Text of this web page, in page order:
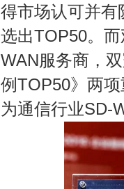
得市场认可并有
选出TOP50。
WAN服务商，
例TOP50》两
为通信行业SD-